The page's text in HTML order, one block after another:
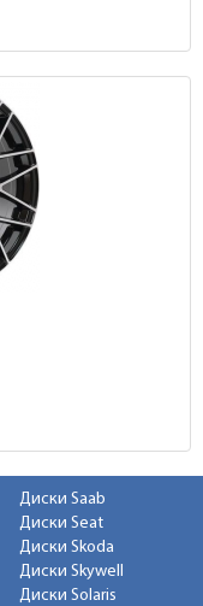
Диски Saab
Диски Seat
Диски Skoda
Диски Skywell
Диски Solaris